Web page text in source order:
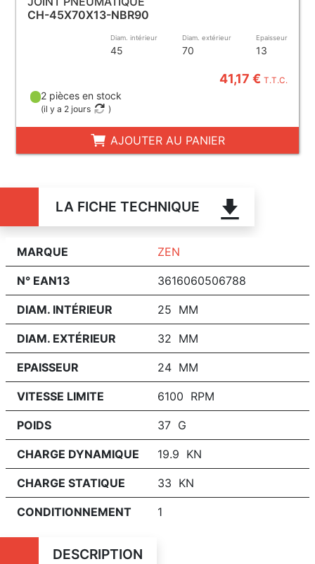
CH-45X70X13-NBR90
Diam. intérieur
45
Diam. extérieur
70
Epaisseur
13
41,17 €T.T.C.
2 pièces en stock
(il y a 2 jours )
AJOUTER AU PANIER
LA FICHE TECHNIQUE
MARQUE ZEN
N° EAN13 3616060506788
DIAM. INTÉRIEUR 25 MM
DIAM. EXTÉRIEUR 32 MM
EPAISSEUR 24 MM
VITESSE LIMITE 6100 RPM
POIDS 37 G
CHARGE DYNAMIQUE 19.9 KN
CHARGE STATIQUE 33 KN
CONDITIONNEMENT 1
DESCRIPTION